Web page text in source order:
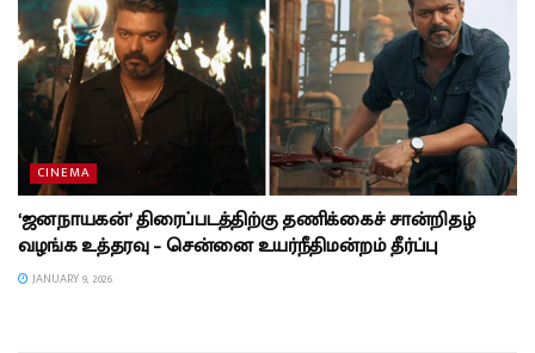
CINEMA
‘ஜனநாயகன்’ திரைப்படத்திற்கு தணிக்கைச் சான்றிதழ்
வழங்க உத்தரவு – சென்னை உயர்நீதிமன்றம் தீர்ப்பு
JANUARY 9, 2026